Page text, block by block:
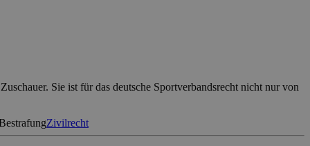
Sie ist für das deutsche Sportverbandsrecht nicht nur von
Zivilrecht